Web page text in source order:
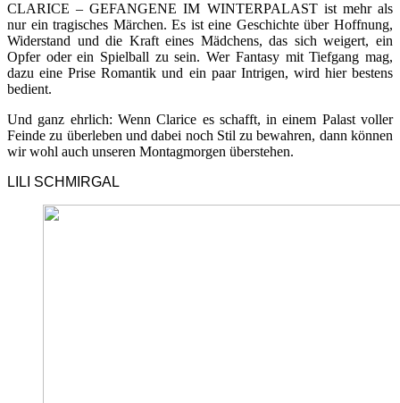
CLARICE – GEFANGENE IM WINTERPALAST ist mehr als
nur ein tragisches Märchen. Es ist eine Geschichte über Hoffnung,
Widerstand und die Kraft eines Mädchens, das sich weigert, ein
Opfer oder ein Spielball zu sein. Wer Fantasy mit Tiefgang mag,
dazu eine Prise Romantik und ein paar Intrigen, wird hier bestens
bedient.
Und ganz ehrlich: Wenn Clarice es schafft, in einem Palast voller
Feinde zu überleben und dabei noch Stil zu bewahren, dann können
wir wohl auch unseren Montagmorgen überstehen.
LILI SCHMIRGAL